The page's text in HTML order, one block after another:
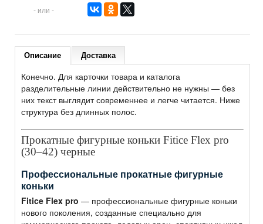
- или -
Описание Доставка
Конечно. Для карточки товара и каталога
разделительные линии действительно не нужны — без
них текст выглядит современнее и легче читается. Ниже
структура без длинных полос.
Прокатные фигурные коньки Fitice Flex pro
(30–42) черные
Профессиональные прокатные фигурные
коньки
Fitice Flex pro — профессиональные фигурные коньки
нового поколения, созданные специально для